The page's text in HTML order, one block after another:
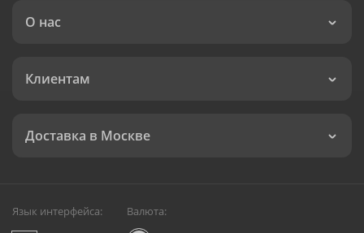
О нас
Клиентам
Доставка в Москве
Язык интерфейса: Валюта: